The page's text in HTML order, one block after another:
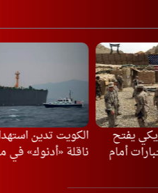
أمام
الكويت تدين استهداف
ناقلة «أدنوك» في مضيق
الإمارات